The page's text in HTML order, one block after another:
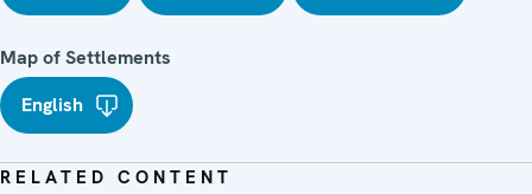
Map of Settlements
English
RELATED CONTENT